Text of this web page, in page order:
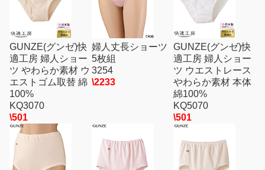
GUNZE(グンゼ)快
適工房 婦人ショー
ツ やわらか素材 ウ
エストゴム取替 綿
100%
KQ3070
\501
婦人丈長ショーツ
5枚組
3254
\2233
GUNZE(グンゼ)快
適工房 婦人ショー
ツ ウエストレース
やわらか素材 本体
綿100%
KQ5070
\501